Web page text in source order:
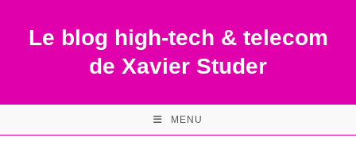
contentLe blog high-tech & telecom
de Xavier Studer
MENU